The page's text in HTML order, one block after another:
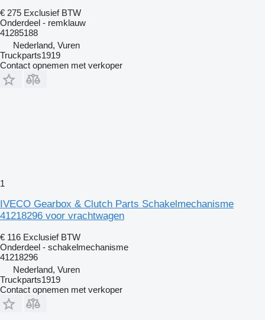
€ 275 Exclusief BTW
Onderdeel - remklauw
41285188
Nederland, Vuren
Truckparts1919
Contact opnemen met verkoper
1
IVECO Gearbox & Clutch Parts Schakelmechanisme
41218296 voor vrachtwagen
€ 116 Exclusief BTW
Onderdeel - schakelmechanisme
41218296
Nederland, Vuren
Truckparts1919
Contact opnemen met verkoper